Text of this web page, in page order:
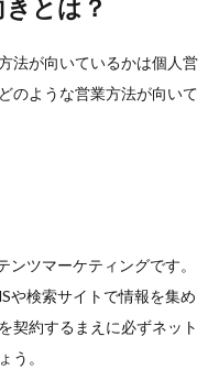
きとは？
法が向いているかは個人営
のような営業方法が向いて
ツマーケティングです。
や検索サイトで情報を集め
契約するまえに必ずネット
う。